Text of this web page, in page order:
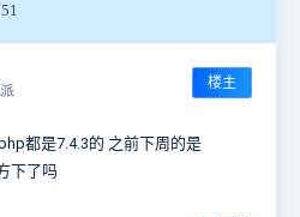
楼主
都是7.4.3的 之前下周的是
下了吗